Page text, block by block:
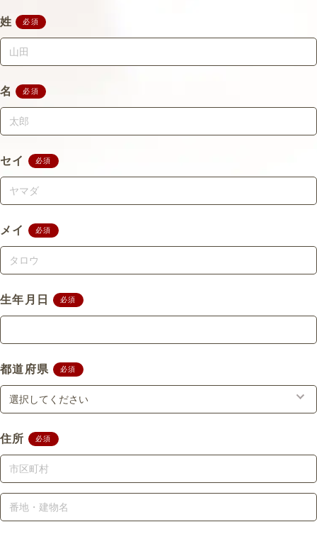
【歓迎条件】
・英語を話せる方
福利厚生
◆各種手当（時間外手当・資格手当・役職手当）
◆社員登用あり
◆研修あり
◆制服貸与
「アクセサリーを手作りするのが大好
き！でも、未経験だから不安…」そん
なあなたでも大丈夫！
します。社員登用制度もありアルバイ
必須
姓
必須
名
必須
セイ
必須
メイ
必須
生年月日
必須
都道府県
必須
住所